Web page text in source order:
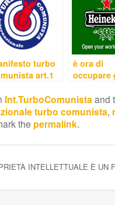
turbo
art.1
è ora di
occupare
Int.TurboComunista and
turbo comunista,
the permalink.
INTELLETTUALE È UN